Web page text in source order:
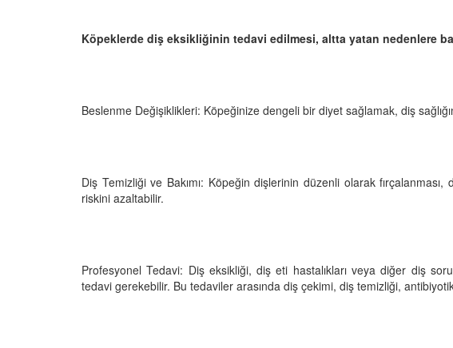
Köpeklerde diş eksikliğinin tedavi edilmesi, altta yatan nedenlere
Beslenme Değişiklikleri: Köpeğinize dengeli bir diyet sağlamak, diş
Diş Temizliği ve Bakımı: Köpeğin dişlerinin düzenli olarak fırçalanması,
riskini azaltabilir.
Profesyonel Tedavi: Diş eksikliği, diş eti hastalıkları veya diğer diş
tedavi gerekebilir. Bu tedaviler arasında diş çekimi, diş temizliği,